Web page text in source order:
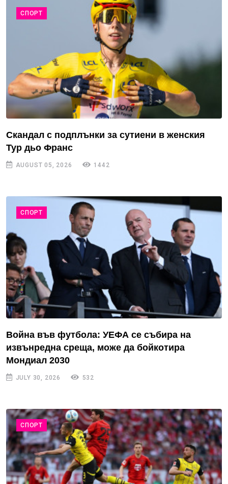
СПОРТ
Скандал с подплънки за сутиени в женския
Тур дьо Франс
AUGUST 05, 2026 1442
СПОРТ
Война във футбола: УЕФА се събира на
извънредна среща, може да бойкотира
Мондиал 2030
JULY 30, 2026 532
СПОРТ